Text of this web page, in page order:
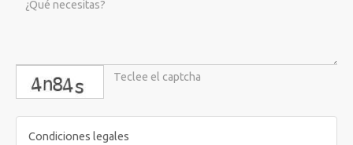
captcha
Condiciones legales